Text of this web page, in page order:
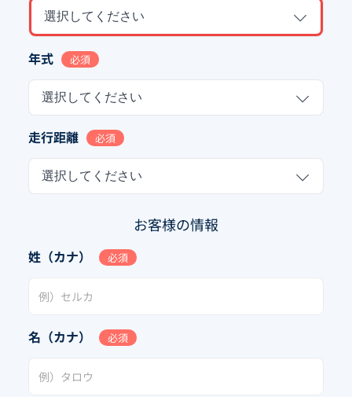
選択してください
年式 必須
選択してください
走行距離 必須
選択してください
お客様の情報
姓（カナ） 必須
名（カナ） 必須